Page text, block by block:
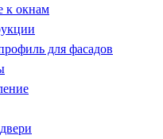
к окнам
для фасадов